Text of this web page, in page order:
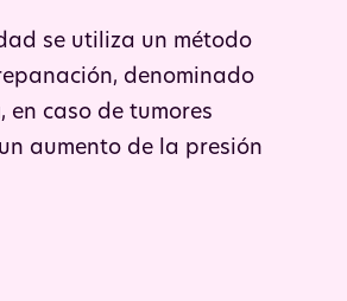
se utiliza un método
denominado
, en caso de tumores
aumento de la presión